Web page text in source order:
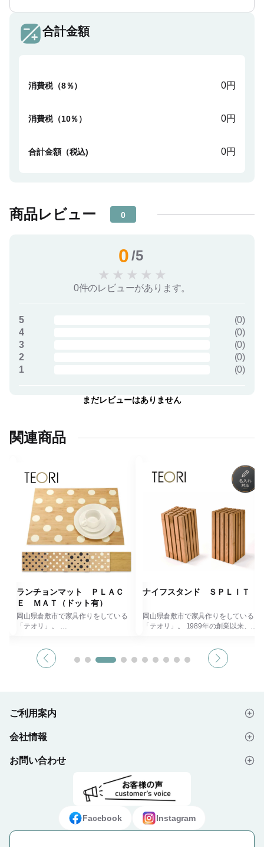
合計金額
消費税（8％） 0円
消費税（10％） 0円
合計金額（税込) 0円
商品レビュー 0
0/5
★ ★ ★ ★ ★
0件のレビューがあります。
5 (0)
4
(0)
3
(0)
2
(0)
1
(0)
まだレビューはありません
関連商品
ランチョンマット ＰＬＡＣ
Ｅ ＭＡＴ（ドット有）
岡山県倉敷市で家具作りをしている
「テオリ」。
ジナリティーのある製品作りを行われ
ています。
竹は3～5年で材料として使用できる
ようになり、植林しなくても自然と繁
いる時代、資源の枯渇の心配のないサ
2024年、竹の新たな可能性を示す製
品が世界的に権威ある「iFデザインア
自然な竹の色合いとリズミカルな模様
の水玉デザインはかわいらしく、食卓
薄い板なので手でふわりと曲げても割
れずウレタン塗装を施していますの
ナイフスタンド ＳＰＬＩＴ
岡山県倉敷市で家具作りをしている
「テオリ」。 1989年の創業以来、竹
作りを行われています。 竹独自の
「しなやかさ」「木目の美しさ」「強
が問題となっている時代、資源の枯渇
ンに圧倒的な存在と質感をもたらして
る商品となっています。 よく使う刃
物をキッチン上にスタンドすることで
アイテムです。 SDGsの取組みをされ
ている企業様、母の日、海外の方への
お土産、新築祝いなど各種記念品とし
ご利用案内
はじめての方へ
ご注文の流れ
デザイン入稿データについて
ギフト・ノベルティ納入事例
会社情報
会社概要
プライバシーポリシー
特定商取引法に基づく表示
お問い合わせ
お問い合わせフォームFacebook Instagram